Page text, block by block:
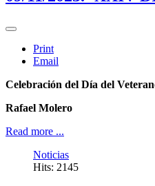
Print
Email
Celebración del Día del
Rafael Molero
Read more ...
Noticias
Hits: 2145